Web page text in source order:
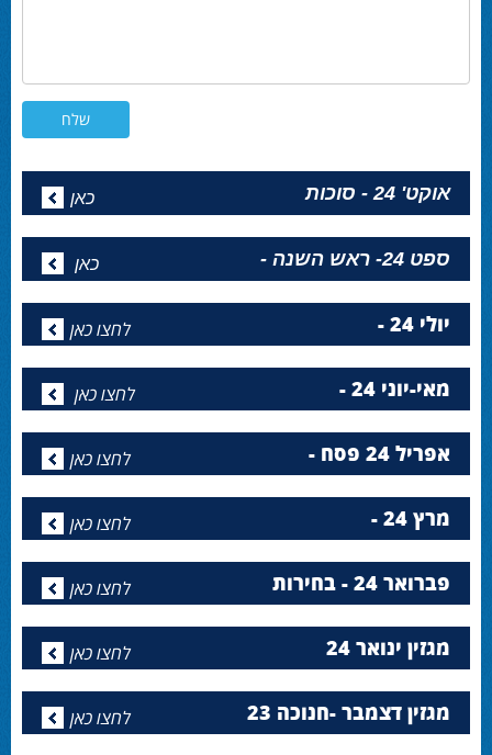
אוקט' 24 - סוכות כאן
ספט 24- ראש השנה - כאן
יולי 24 - לחצו כאן
מאי-יוני 24 - לחצו כאן
אפריל 24 פסח - לחצו כאן
מרץ 24 - לחצו כאן
פברואר 24 - בחירות לחצו כאן
מגזין ינואר 24 לחצו כאן
מגזין דצמבר -חנוכה 23 לחצו כאן